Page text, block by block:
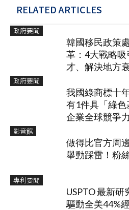
RELATED ARTICLES
政府要聞
韓國移民政策
革：4大戰略吸
才、解決地方
政府要聞
我國綠商標十
有1件具「綠
企業全球競爭
影音館
做得比官方周
舉動踩雷！粉
專利要聞
USPTO 最新
驅動全美44%